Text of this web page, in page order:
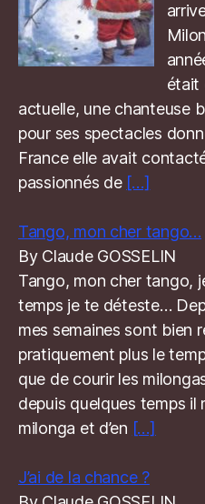
était
actuelle, une chanteuse
pour ses spectacles
France elle avait
passionnés de […]
Tango, mon cher tango…
By Claude GOSSELIN
Tango, mon cher tango,
temps je te déteste…
mes semaines sont bien
pratiquement plus le
que de courir les
depuis quelques temps il
milonga et d’en […]
J’ai de la chance ?